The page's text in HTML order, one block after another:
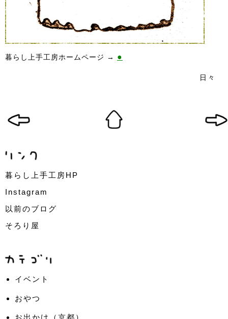
暮らし上手工房ホームページ → ●
日々
暮らし上手工房HP
Instagram
以前のブログ
そろり屋
イベント
おやつ